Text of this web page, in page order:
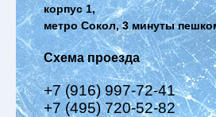
корпус 1,
метро Сокол, 3 минуты
Схема проезда
+7 (916) 997-72-41
+7 (495) 720-52-82